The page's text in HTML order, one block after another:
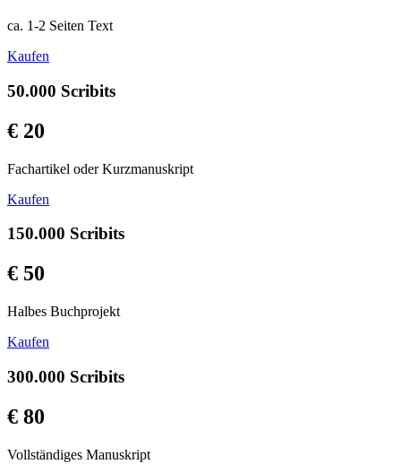
ca. 1-2 Seiten Text
Kaufen
50.000 Scribits
€ 20
Fachartikel oder Kurzmanuskript
Kaufen
150.000 Scribits
€ 50
Halbes Buchprojekt
Kaufen
300.000 Scribits
€ 80
Vollständiges Manuskript